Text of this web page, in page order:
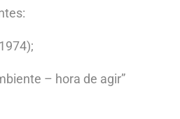
– hora de agir”